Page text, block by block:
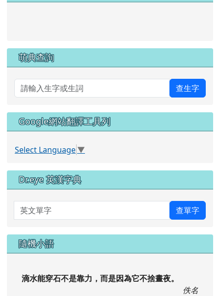
萌典查詢
查生字
Google網站翻譯工具列
Select Language▼
Dr.eye 英漢字典
英文單字 查單字
隨機小語
滴水能穿石不是靠力，而是因為它不捨晝夜。
佚名